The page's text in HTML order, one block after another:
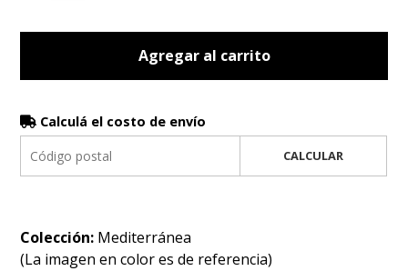
Agregar al carrito
Calculá el costo de envío
CALCULAR
Colección: Mediterránea
(La imagen en color es de referencia)